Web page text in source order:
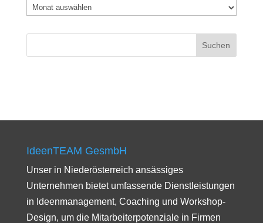
Archiv
IdeenTEAM GesmbH
Unser in Niederösterreich ansässiges
Unternehmen bietet umfassende Dienstleistungen
in Ideenmanagement, Coaching und Workshop-
Design, um die Mitarbeiterpotenziale in Firmen